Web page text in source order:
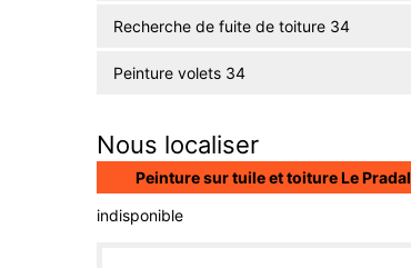
Recherche de fuite de toiture 34
Peinture volets 34
Nous localiser
Peinture sur tuile et toiture Le Pradal
indisponible